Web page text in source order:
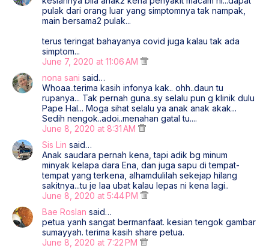
pulak dari orang luar yang simptomnya tak nampak,
main bersama2 pulak...
terus teringat bahayanya covid juga kalau tak ada
simptom...
June 7, 2020 at 11:06 AM
nona sani said…
Whoaa..terima kasih infonya kak.. ohh..daun tu
rupanya... Tak pernah guna..sy selalu pun g klinik dulu
Pape Hal... Moga sihat selalu ya anak anak akak...
Sedih nengok..adoi..menahan gatal tu....
June 8, 2020 at 8:31 AM
Sis Lin said…
Anak saudara pernah kena, tapi adik bg minum
minyak kelapa dara Ena, dan juga sapu di tempat-
tempat yang terkena, alhamdulilah sekejap hilang
sakitnya...tu je laa ubat kalau lepas ni kena lagi..
June 8, 2020 at 5:44 PM
Bae Roslan said…
petua yanh sangat bermanfaat. kesian tengok gambar
sumayyah. terima kasih share petua.
June 8, 2020 at 7:22 PM